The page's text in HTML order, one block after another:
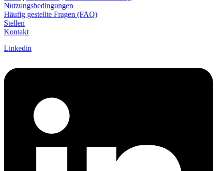
Nutzungsbedingungen
Häufig gestellte Fragen (FAQ)
Stellen
Kontakt
Linkedin